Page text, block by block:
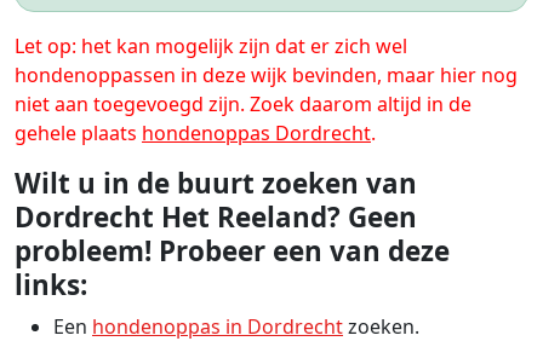
Let op: het kan mogelijk zijn dat er zich wel
hondenoppassen in deze wijk bevinden, maar hier nog
niet aan toegevoegd zijn. Zoek daarom altijd in de
gehele plaats hondenoppas Dordrecht.
Wilt u in de buurt zoeken van
Dordrecht Het Reeland? Geen
probleem! Probeer een van deze
links:
Een hondenoppas in Dordrechtzoeken.